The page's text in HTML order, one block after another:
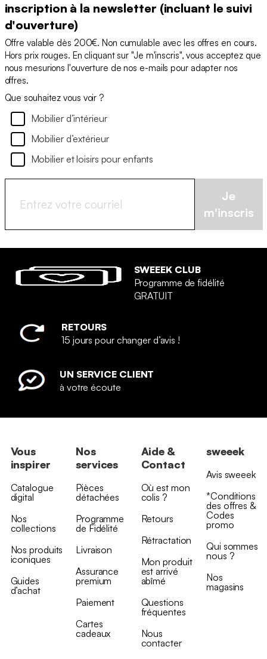
inscription à la newsletter (incluant le suivi
d'ouverture)
Offre valable dès 200€. Non cumulable avec les offres en cours.
Hors prix rouges. En cliquant sur "Je m'inscris", vous acceptez que
nous mesurions l'ouverture de nos e-mails pour adapter nos
offres.
Que souhaitez vous voir ?
Mobilier d’intérieur
Mobilier d’extérieur
Mobilier et loisirs pour enfants
Je
m'inscris
SWEEEK CLUB
Programme de fidélité
GRATUIT
RETOURS
15 jours pour changer d’avis !
UN SERVICE CLIENT
à votre écoute
Vous
inspirer
Catalogue
digital
Nos
collections
Nos produits
iconiques
Guides
d’achat
Nos
services
Pièces
détachées
Programme
de Fidélité
Livraison
Assurance
premium
Paiement
Cartes
cadeaux
Aide &
Contact
Où est mon
colis ?
Retours
Rétractation
Mon produit
est arrivé
abîmé
Questions
fréquentes
Nous
contacter
sweeek
Avis sweeek
*Conditions
des offres &
Codes
promo
Qui sommes
nous ?
Nos
magasins